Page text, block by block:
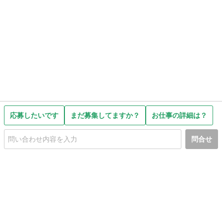
応募したいです まだ募集してますか？ お仕事の詳細は？
問合せ